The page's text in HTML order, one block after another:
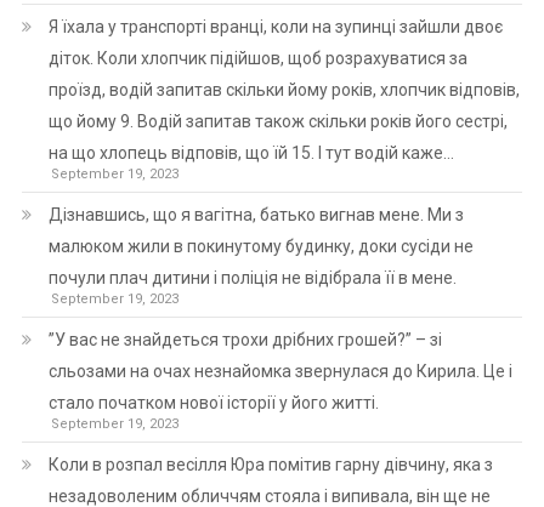
Я їхала у транспорті вранці, коли на зупинці зайшли двоє
діток. Коли хлопчик підійшов, щоб розрахуватися за
проїзд, водій запитав скільки йому років, хлопчик відповів,
що йому 9. Водій запитав також скільки років його сестрі,
на що хлопець відповів, що їй 15. І тут водій каже…
September 19, 2023
Дізнавшись, що я вагітна, батько вигнав мене. Ми з
малюком жили в покинутому будинку, доки сусіди не
почули плач дитини і поліція не відібрала її в мене.
September 19, 2023
”У вас не знайдеться трохи дрібних грошей?” – зі
сльозами на очах незнайомка звернулася до Кирила. Це і
стало початком нової історії у його житті.
September 19, 2023
Коли в розпал весілля Юра помітив гарну дівчину, яка з
незадоволеним обличчям стояла і випивала, він ще не